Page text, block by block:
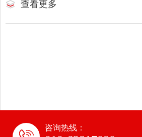
查看更多
咨询热线：